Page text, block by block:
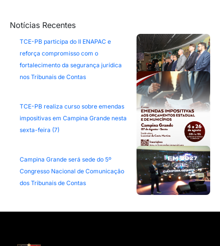
Notícias Recentes
TCE-PB participa do II ENAPAC e
reforça compromisso com o
fortalecimento da segurança jurídica
nos Tribunais de Contas
TCE-PB realiza curso sobre emendas
impositivas em Campina Grande nesta
sexta-feira (7)
Campina Grande será sede do 5º
Congresso Nacional de Comunicação
dos Tribunais de Contas